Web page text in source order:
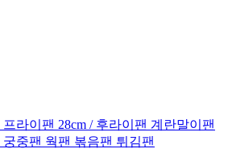
라이팬 28cm / 후라이팬 계란말이팬
중팬 웍팬 볶음팬 튀김팬